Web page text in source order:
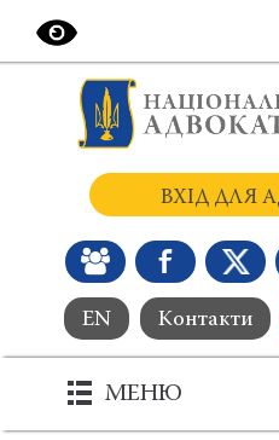
EN Контакти
ВХІД ДЛЯ
МЕНЮ